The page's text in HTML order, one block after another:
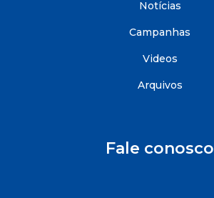
Notícias
Campanhas
Videos
Arquivos
Fale conosco